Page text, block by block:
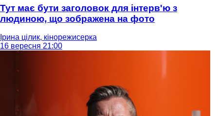
Тут має бути заголовок для інтерв'ю з
людиною, що зображена на фото
Ірина цілик, кінорежисерка
16 вересня 21:00